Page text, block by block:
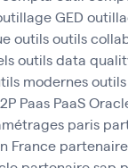
GED
outilsoutils
outils data
modernes
Paas PaaS
paris
France